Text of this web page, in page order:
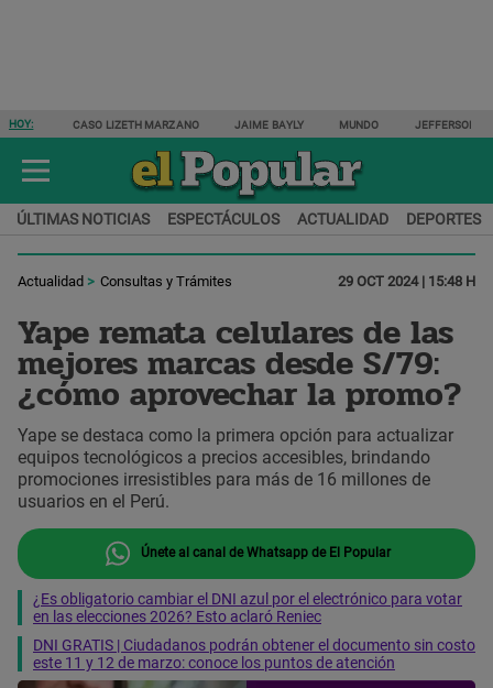
HOY: CASO LIZETH MARZANO JAIME BAYLY MUNDO JEFFERSON
ÚLTIMAS NOTICIAS ESPECTÁCULOS ACTUALIDAD DEPORTES
Actualidad Consultas y Trámites 29 OCT 2024 | 15:48 H
Yape remata celulares de las
mejores marcas desde S/79:
¿cómo aprovechar la promo?
Yape se destaca como la primera opción para actualizar
equipos tecnológicos a precios accesibles, brindando
promociones irresistibles para más de 16 millones de
usuarios en el Perú.
Únete al canal de Whatsapp de El Popular
¿Es obligatorio cambiar el DNI azul por el electrónico para votar
en las elecciones 2026? Esto aclaró Reniec
DNI GRATIS | Ciudadanos podrán obtener el documento sin costo
este 11 y 12 de marzo: conoce los puntos de atención